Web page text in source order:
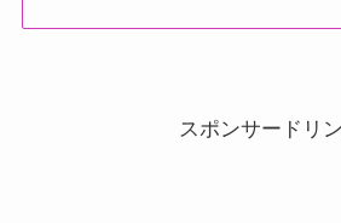
スポンサードリ